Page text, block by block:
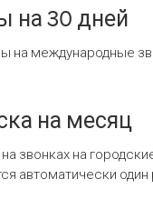
на 30 дней
на международные
на месяц
звонках на
автоматически один